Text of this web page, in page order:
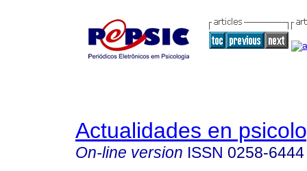
Actualidades en
On-line version ISSN 0258-6444